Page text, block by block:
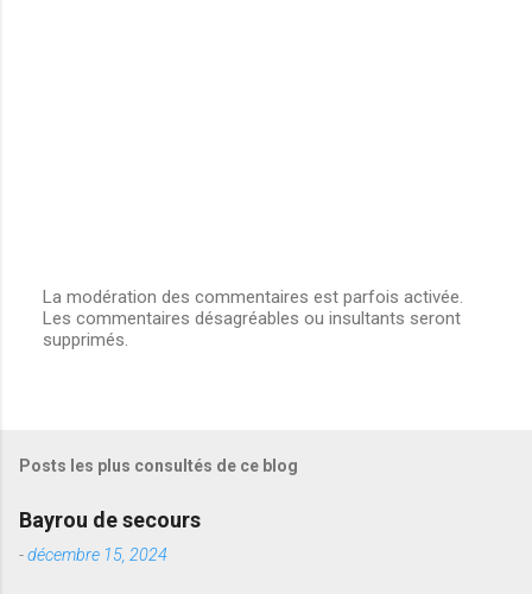
E
n
t
e
r
u
La modération des commentaires est parfois activée.
Les commentaires désagréables ou insultants seront
supprimés.
Posts les plus consultés de ce blog
Bayrou de secours
-décembre 15, 2024